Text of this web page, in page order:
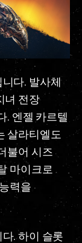
다. 발사체
녀 전장
. 엔젤 카르텔
살라티엘도
불어 시즈
마이크로
력을
. 하이 슬롯